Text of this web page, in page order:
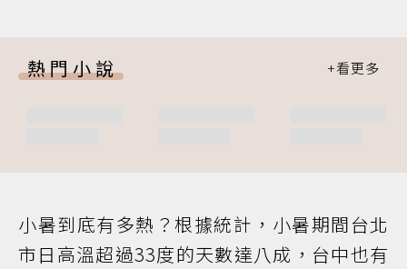
熱門小說
小暑到底有多熱？根據統計，小暑期間台北
市日高溫超過33度的天數達八成，台中也有